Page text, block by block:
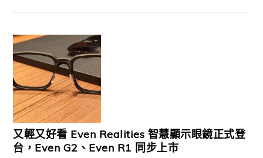
又輕又好看 Even Realities 智慧顯示眼鏡正式登
台，Even G2、Even R1 同步上市